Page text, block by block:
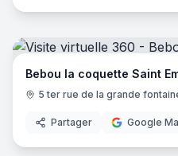
Bebou la coquette Saint
5 ter rue de la grande
Partager Google